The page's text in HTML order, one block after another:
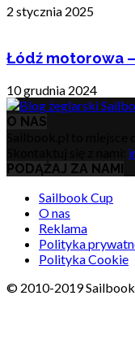
2 stycznia 2025
Łódź motorowa
10 grudnia 2024
O NAS
PODĄŻAJ ZA NAMI
Sailbook Cup
O nas
Reklama
Polityka
Polityka Cookie
© 2010-2019